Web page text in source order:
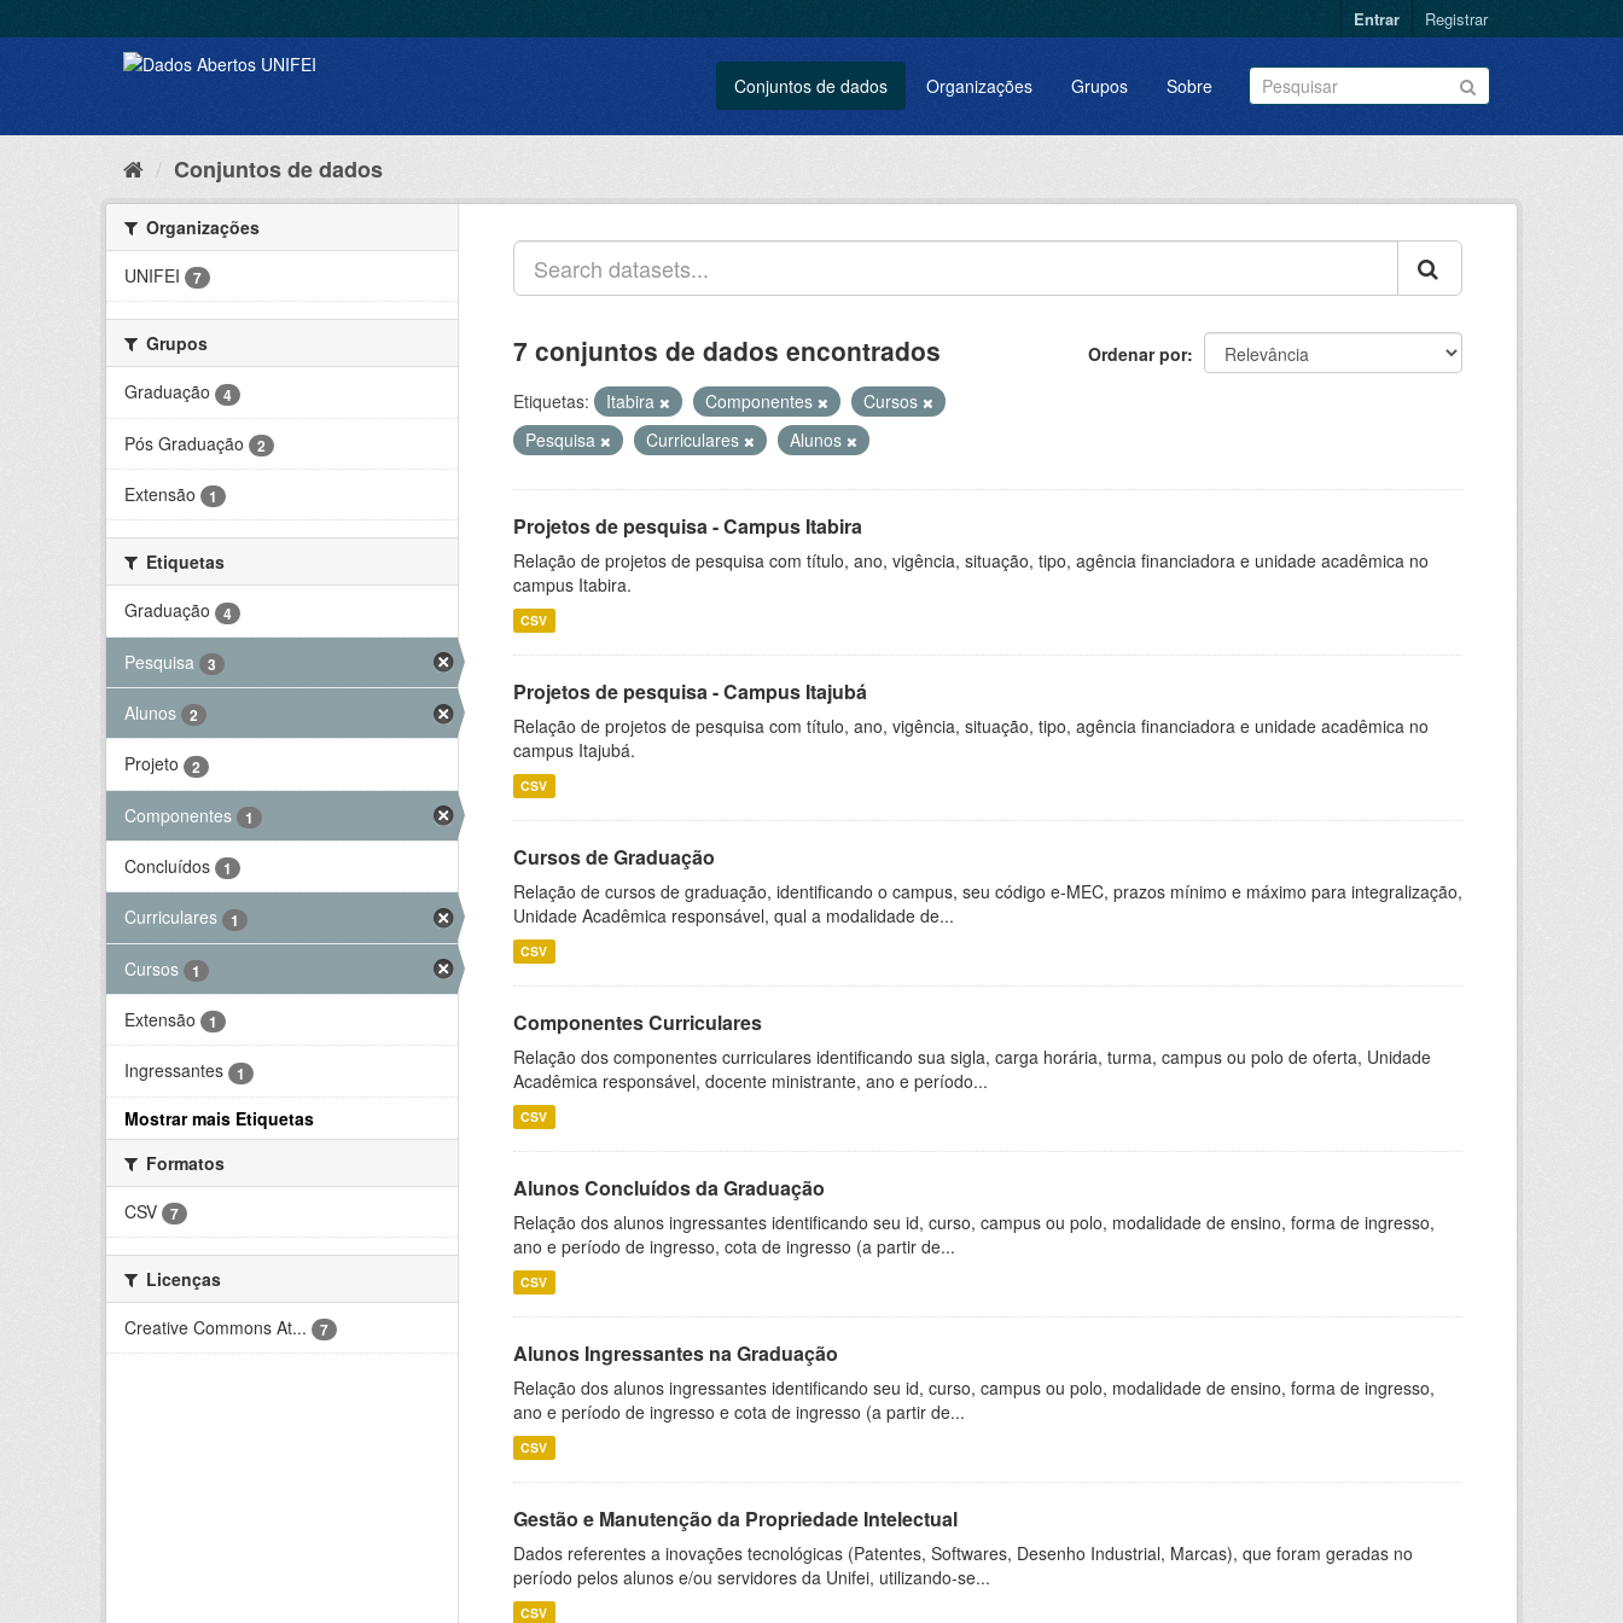
Entrar Registrar
Conjuntos de dados Organizações Grupos Sobre
Conjuntos de dados
Organizações
UNIFEI
7
Grupos
Graduação
4
Pós Graduação 2
Extensão 1
Etiquetas
Graduação
4
Pesquisa 3
Alunos 2
Projeto 2
Componentes 1
Concluídos 1
Curriculares 1
Cursos 1
Extensão 1
Ingressantes 1
Mostrar mais Etiquetas
Formatos
CSV
7
Licenças
Creative Commons At...
7
Ordenar por
7 conjuntos de dados encontrados
Etiquetas: Itabira Componentes
Cursos
Pesquisa
Curriculares Alunos
Projetos de pesquisa - Campus Itabira
Relação de projetos de pesquisa com título, ano, vigência, situação, tipo, agência financiadora e unidade acadêmica no
campus Itabira.
CSV
Projetos de pesquisa - Campus Itajubá
Relação de projetos de pesquisa com título, ano, vigência, situação, tipo, agência financiadora e unidade acadêmica no
campus Itajubá.
CSV
Cursos de Graduação
Relação de cursos de graduação, identificando o campus, seu código e-MEC, prazos mínimo e máximo para integralização,
Unidade Acadêmica responsável, qual a modalidade de...
CSV
Componentes Curriculares
Relação dos componentes curriculares identificando sua sigla, carga horária, turma, campus ou polo de oferta, Unidade
Acadêmica responsável, docente ministrante, ano e período...
CSV
Alunos Concluídos da Graduação
Relação dos alunos ingressantes identificando seu id, curso, campus ou polo, modalidade de ensino, forma de ingresso,
ano e período de ingresso, cota de ingresso (a partir de...
CSV
Alunos Ingressantes na Graduação
Relação dos alunos ingressantes identificando seu id, curso, campus ou polo, modalidade de ensino, forma de ingresso,
ano e período de ingresso e cota de ingresso (a partir de...
CSV
Gestão e Manutenção da Propriedade Intelectual
Dados referentes a inovações tecnológicas (Patentes, Softwares, Desenho Industrial, Marcas), que foram geradas no
período pelos alunos e/ou servidores da Unifei, utilizando-se...
CSV